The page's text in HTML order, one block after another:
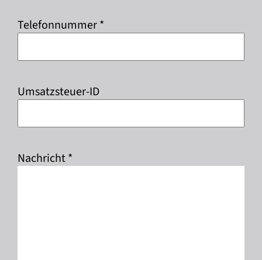
Telefonnummer *
Umsatzsteuer-ID
Nachricht *